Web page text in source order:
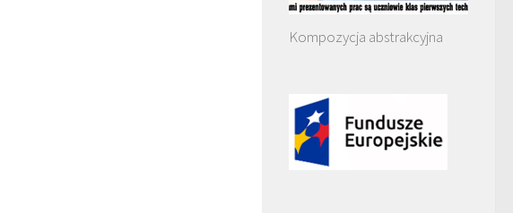
Kompozycja abstrakcyjna